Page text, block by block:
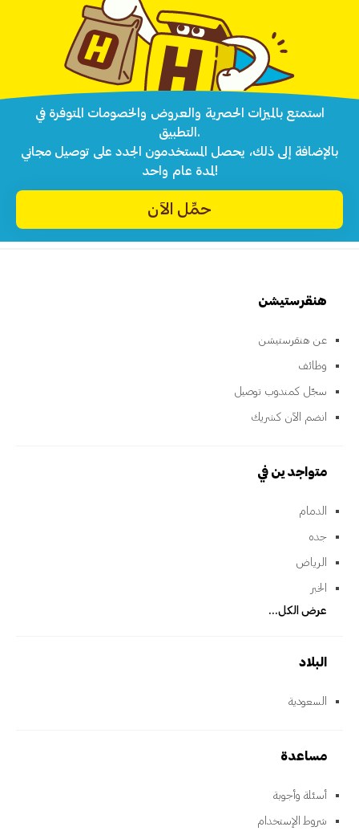
استمتع بالميزات الحصرية والعروض والخصومات المتوفرة في
التطبيق.
بالإضافة إلى ذلك، يحصل المستخدمون الجدد على توصيل مجاني
لمدة عام واحد!
حمِّل الآن
هنقرستيشن
عن هنقرستيشن
وظائف
سجّل كمندوب توصيل
انضم الآن كشريك
متواجدين في
الدمام
جده
الرياض
الخبر
عرض الكل...
البلاد
السعودية
مساعدة
أسئلة وأجوبة
شروط الإستخدام